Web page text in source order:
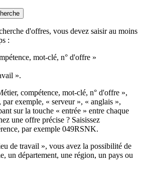
d'offres, vous devez saisir au moins
:
mot-clé, n° d'offre »
».
compétence, mot-clé, n° d'offre »,
par exemple, « serveur », « anglais »,
sur la touche « entrée » entre chaque
une offre précise ? Saisissez
par exemple 049RSNK.
de travail », vous avez la possibilité de
un département, une région, un pays ou